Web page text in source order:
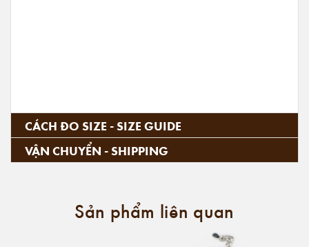
CÁCH ĐO SIZE - SIZE GUIDE
VẬN CHUYỂN - SHIPPING
Sản phẩm liên quan